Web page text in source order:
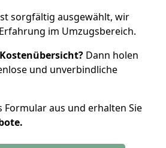
sorgfältig ausgewählt, wir
im Umzugsbereich.
Kostenübersicht? Dann holen
und unverbindliche
Formular aus und erhalten Sie